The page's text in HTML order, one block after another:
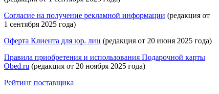
Согласие на получение рекламной информации (редакция от
1 сентября 2025 года)
Оферта Клиента для юр. лиц (редакция от 20 июня 2025 года)
Правила приобретения и использования Подарочной карты
Obed.ru (редакция от 20 ноября 2025 года)
Рейтинг поставщика